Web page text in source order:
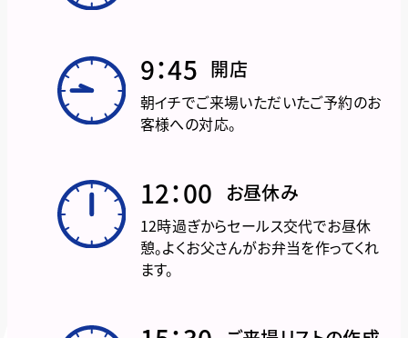
9：45 開店
朝イチでご来場いただいたご予約のお
客様への対応。
12：00 お昼休み
12時過ぎからセールス交代でお昼休
憩。よくお父さんがお弁当を作ってくれ
ます。